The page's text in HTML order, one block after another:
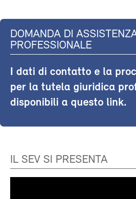
DOMANDA DI
PROFESSIONALE
I dati di contatto e la
per la tutela giuridica
disponibili a questo link.
IL SEV SI PRESENTA